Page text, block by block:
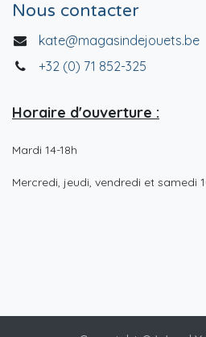
Nous contacter
kate@magasindejouets.be
+32 (0) 71 852-325
Horaire d'ouverture :
Mardi 14-18h
Mercredi, jeudi, vendredi et samedi